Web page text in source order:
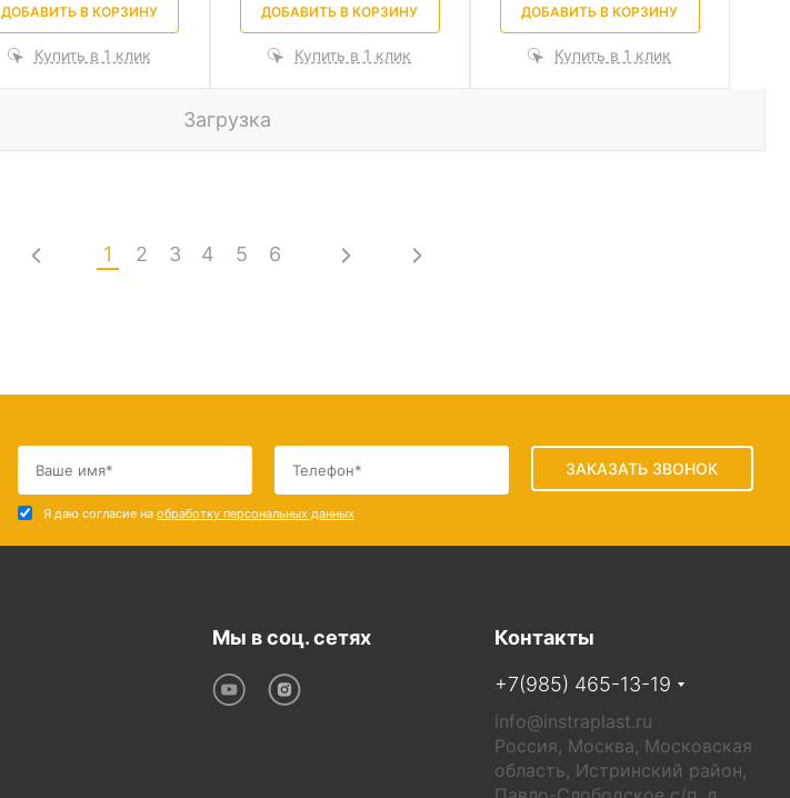
ДОБАВИТЬ В КОРЗИНУ
Купить в 1 клик
ДОБАВИТЬ В КОРЗИНУ
Купить в 1 клик
ДОБАВИТЬ В КОРЗИНУ
Купить в 1 клик
Загрузка
1 2 3 4 5 6
ЗАКАЗАТЬ ЗВОНОК
Я даю согласие на обработку персональных данных
Мы в соц. сетях
Контакты
+7(985) 465-13-19
info@instraplast.ru
Россия, Москва, Московская
область, Истринский район,